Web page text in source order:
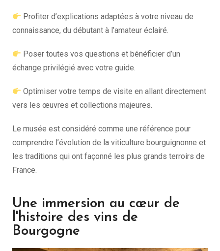
Profiter d’explications adaptées à votre niveau de
connaissance, du débutant à l’amateur éclairé.
Poser toutes vos questions et bénéficier d’un
échange privilégié avec votre guide.
Optimiser votre temps de visite en allant directement
vers les œuvres et collections majeures.
Le musée est considéré comme une référence pour
comprendre l’évolution de la viticulture bourguignonne et
les traditions qui ont façonné les plus grands terroirs de
France.
Une immersion au cœur de
l'histoire des vins de
Bourgogne